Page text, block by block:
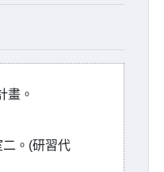
畫。
。(研習代